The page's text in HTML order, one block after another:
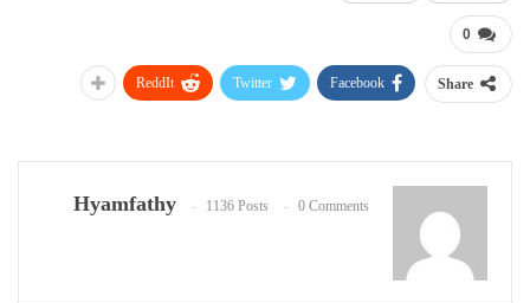
0
Share
Facebook
Twitter
ReddIt
Hyamfathy 1136 Posts 0 Comments